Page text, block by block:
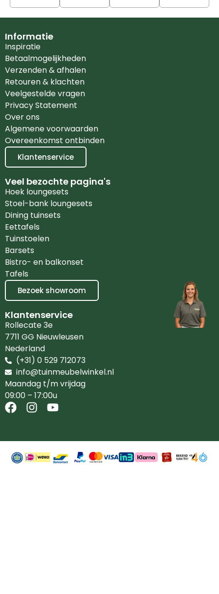
Informatie
Inspiratie
Betaalmogelijkheden
Verzenden & afhalen
Retouren & klachten
Veelgestelde vragen
Privacy Statement
Over ons
Algemene voorwaarden
Overeenkomst ontbinden
Klantenservice
Veel bezochte pagina's
Hoek loungesets
Stoel-bank loungesets
Dining tuinsets
Eettafels
Tuinstoelen
Barsets
Bistro- en balkonset
Tafels
Bezoek showroom
Klantenservice
Rollecate 3e
7711 GG Nieuwleusen
Nederland
(+31) 0 529 712073
info@tuinmeubelwinkel.nl
Maandag t/m vrijdag
09:00 – 17:00u